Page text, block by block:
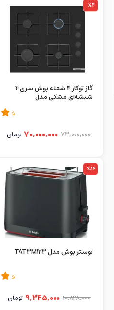
%4
گاز توکار ۴ شعله بوش سری 4
شیشه‌ای مشکی مدل
5
73,000,000
70,000,000 تومان
%14
توستر بوش مدل TAT3M123
5
10,828,000
9,345,000 تومان